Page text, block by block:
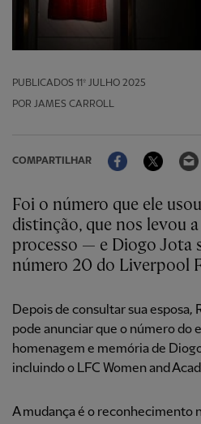
PUBLICADOS 11º JULHO 2025
POR JAMES CARROLL
COMPARTILHAR
FacebookTwitter
Foi o número que ele
distinção, que nos levou
processo — e Diogo Jota
número 20 do Liverpool
Depois de consultar sua esposa,
pode anunciar que o número do
homenagem e memória de
incluindo o LFC Women and
A mudança é o reconhecimento